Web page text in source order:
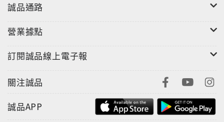
誠品通路
營業據點
訂閱誠品線上電子報
關注誠品
誠品APP